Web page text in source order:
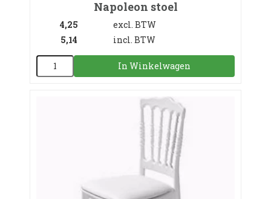
Napoleon stoel
4,25
excl. BTW
5,14
incl. BTW
In Winkelwagen